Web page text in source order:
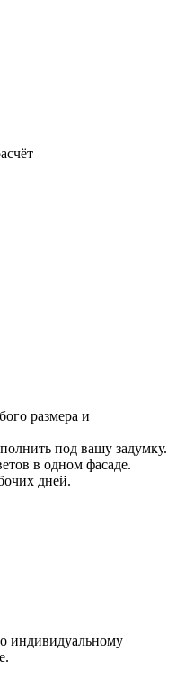
размера и
под вашу задумку.
в одном фасаде.
дней.
индивидуальному